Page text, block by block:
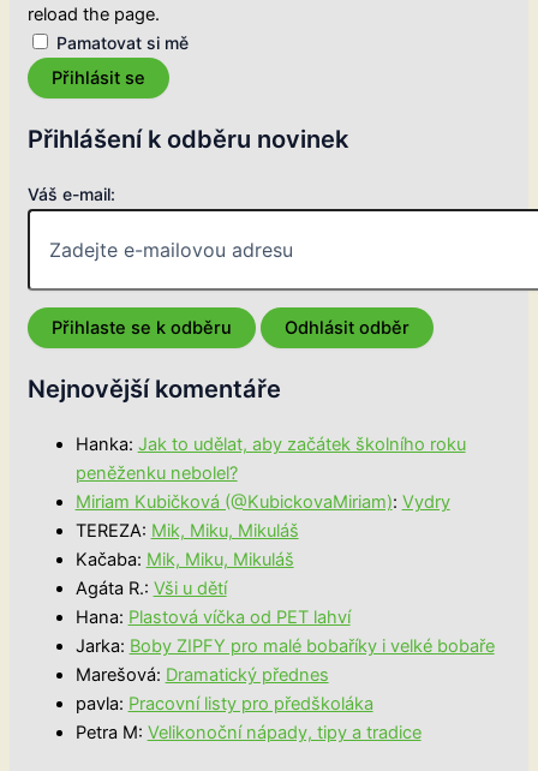
reload the page.
Pamatovat si mě
Přihlásit se
Přihlášení k odběru novinek
Váš e-mail:
Nejnovější komentáře
Hanka: Jak to udělat, aby začátek školního roku
peněženku nebolel?
Miriam Kubičková (@KubickovaMiriam): Vydry
TEREZA: Mik, Miku, Mikuláš
Kačaba: Mik, Miku, Mikuláš
Agáta R.: Vši u dětí
Hana: Plastová víčka od PET lahví
Jarka: Boby ZIPFY pro malé bobaříky i velké bobaře
Marešová: Dramatický přednes
pavla: Pracovní listy pro předškoláka
Petra M: Velikonoční nápady, tipy a tradice